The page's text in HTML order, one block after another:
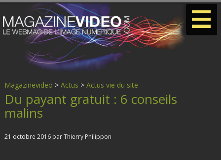
Magazinevideo > Actus > Actus vie du site
Du payant gratuit : 6 conseils
malins
21 octobre 2016 par Thierry Philippon
-
-
-